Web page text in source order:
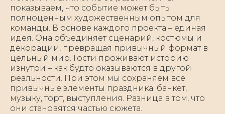
показываем, что событие может быть
полноценным художественным опытом для
команды. В основе каждого проекта – единая
идея. Она объединяет сценарий, костюмы и
декорации, превращая привычный формат в
цельный мир. Гости проживают историю
изнутри – как будто оказываются в другой
реальности. При этом мы сохраняем все
привычные элементы праздника: банкет,
музыку, торт, выступления. Разница в том, что
они становятся частью сюжета.